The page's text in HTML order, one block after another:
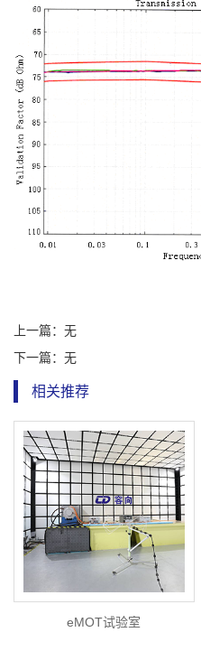
上一篇： 无
下一篇： 无
相关推荐
eMOT试验室